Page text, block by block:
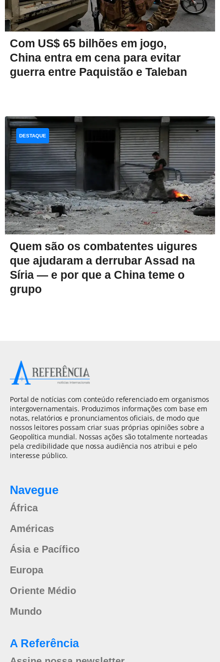
Com US$ 65 bilhões em jogo,
China entra em cena para evitar
guerra entre Paquistão e Taleban
Quem são os combatentes uigures
que ajudaram a derrubar Assad na
Síria — e por que a China teme o
grupo
DESTAQUE
Portal de notícias com conteúdo referenciado em organismos
intergovernamentais. Produzimos informações com base em
notas, relatórios e pronunciamentos oficiais, de modo que
nossos leitores possam criar suas próprias opiniões sobre a
Geopolítica mundial. Nossas ações são totalmente norteadas
pela credibilidade que nossa audiência nos atribui e pelo
interesse público.
Navegue
África
Américas
Ásia e Pacífico
Europa
Oriente Médio
Mundo
A Referência